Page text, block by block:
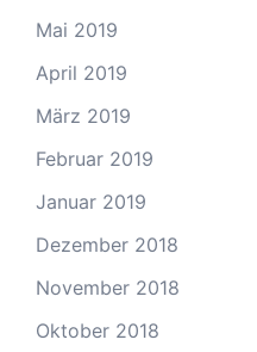
Mai 2019
April 2019
März 2019
Februar 2019
Januar 2019
Dezember 2018
November 2018
Oktober 2018